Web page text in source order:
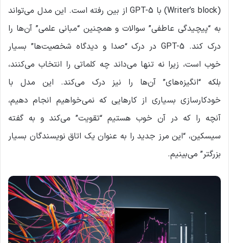
(Writer’s block) با GPT-5 از بین رفته است. این مدل می‌تواند
به “پیچیدگی عاطفی” سوالات و همچنین “مبانی علمی” آن‌ها را
درک کند. GPT-5 در درک “صدا و دیدگاه شخصیت‌ها” بسیار
خوب است، زیرا نه تنها می‌داند چه کلماتی را انتخاب می‌کنند،
بلکه “انگیزه‌های” آن‌ها را نیز درک می‌کند. این مدل با
خودکارسازی بسیاری از کارهایی که نمی‌خواهیم انجام دهیم،
آنچه را که در آن خوب هستیم “تقویت” می‌کند و به گفته
سیسکین، “این مرز جدید را به عنوان یک اتاق نویسندگان بسیار
بزرگتر” می‌بینیم.